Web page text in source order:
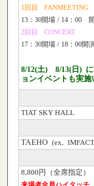
1回目
FANMEETING
13：30開場 / 14：00
2回目
CONCERT
17：30開場 / 18：00開
8/12(土) 8/13(日)
ョンイベントも実施
TIAT SKY HALL
TAEHO (ex,
8,800円（全席指定）